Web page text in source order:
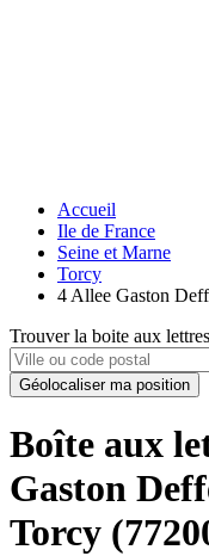
Accueil
Ile de France
Seine et Marne
Torcy
4 Allee Gaston
Trouver la boite aux
Géolocaliser ma position
Boîte aux
Gaston
Torcy